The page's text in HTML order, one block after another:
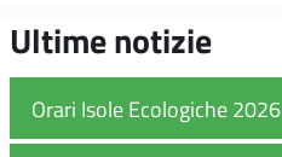
Ultime notizie
Orari Isole Ecologiche 2026